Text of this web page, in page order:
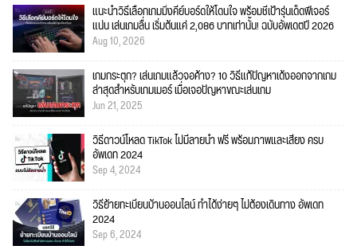
แนะนำวิธีเลือกเกมมิ่งคีย์บอร์ดให้โดนใจ พร้อมชี้เป้ารุ่นเด็ดฟีเจอร์
แน่น เล่นเกมลื่น เริ่มต้นแค่ 2,086 บาทเท่านั้น! ฉบับอัพเดตปี 2026
Aug 10, 2026
เกมกระตุก? เล่นเกมแล้วจอค้าง? 10 วิธีแก้ปัญหาเด้งออกจากเกม
ล่าสุดสำหรับเกมเมอร์ เมื่อเจอปัญหาขณะเล่นเกม
Jun 21, 2025
วิธีดาวน์โหลด TikTok ไม่มีลายน้ำ ฟรี พร้อมภาพและเสียง ครบ
อัพเดท 2024
Sep 4, 2024
วิธีย้ายทะเบียนบ้านออนไลน์ ทำได้ง่ายๆ ไม่ต้องเดินทาง อัพเดท
2024
Sep 6, 2024